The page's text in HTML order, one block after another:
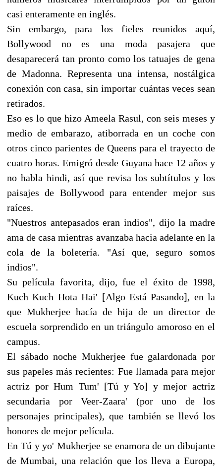
casi enteramente en inglés.
Sin embargo, para los fieles reunidos aquí,
Bollywood no es una moda pasajera que
desaparecerá tan pronto como los tatuajes de gena
de Madonna. Representa una intensa, nostálgica
conexión con casa, sin importar cuántas veces sean
retirados.
Eso es lo que hizo Ameela Rasul, con seis meses y
medio de embarazo, atiborrada en un coche con
otros cinco parientes de Queens para el trayecto de
cuatro horas. Emigró desde Guyana hace 12 años y
no habla hindi, así que revisa los subtítulos y los
paisajes de Bollywood para entender mejor sus
raíces.
"Nuestros antepasados eran indios", dijo la madre
ama de casa mientras avanzaba hacia adelante en la
cola de la boletería. "Así que, seguro somos
indios".
Su película favorita, dijo, fue el éxito de 1998,
Kuch Kuch Hota Hai' [Algo Está Pasando], en la
que Mukherjee hacía de hija de un director de
escuela sorprendido en un triángulo amoroso en el
campus.
El sábado noche Mukherjee fue galardonada por
sus papeles más recientes: Fue llamada para mejor
actriz por Hum Tum' [Tú y Yo] y mejor actriz
secundaria por Veer-Zaara' (por uno de los
personajes principales), que también se llevó los
honores de mejor película.
En Tú y yo' Mukherjee se enamora de un dibujante
de Mumbai, una relación que los lleva a Europa,